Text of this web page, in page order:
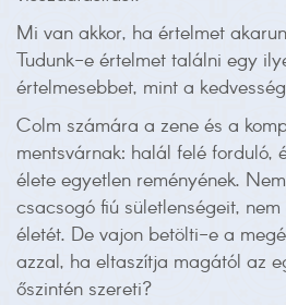
Mi van akkor, ha értelmet
Tudunk-e értelmet találni egy
értelmesebbet, mint a
Colm számára a zene és a
mentsvárnak: halál felé forduló,
élete egyetlen reményének.
csacsogó fiú sületlenségeit,
életét. De vajon betölti-e a
azzal, ha eltaszítja magától az
őszintén szereti?